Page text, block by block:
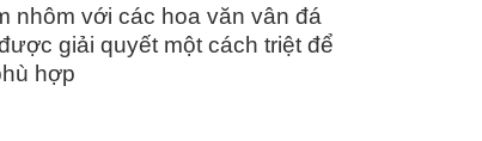
nhôm với các hoa văn vân đá
giải quyết một cách triệt để
hợp